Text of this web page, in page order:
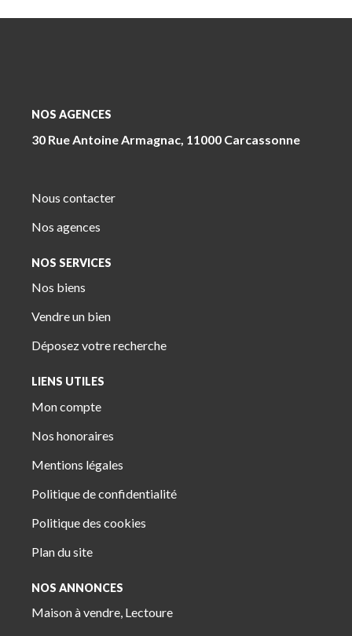
NOS AGENCES
30 Rue Antoine Armagnac, 11000 Carcassonne
Nous contacter
Nos agences
NOS SERVICES
Nos biens
Vendre un bien
Déposez votre recherche
LIENS UTILES
Mon compte
Nos honoraires
Mentions légales
Politique de confidentialité
Politique des cookies
Plan du site
NOS ANNONCES
Maison à vendre, Lectoure